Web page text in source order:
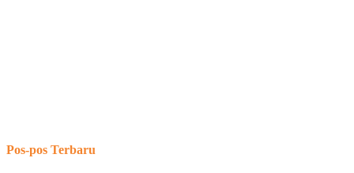
Pos-pos Terbaru